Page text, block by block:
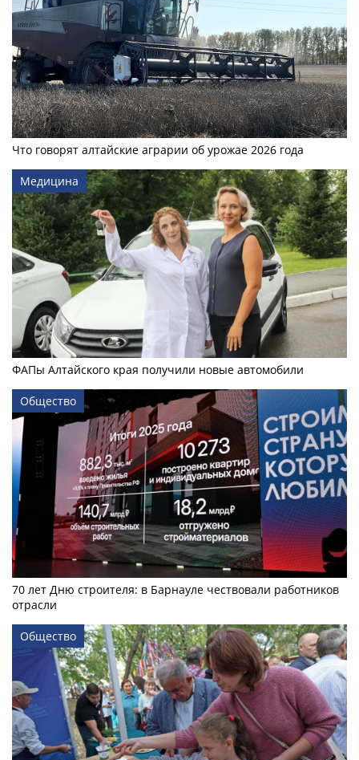
Что говорят алтайские аграрии об урожае 2026 года
Медицина
ФАПы Алтайского края получили новые автомобили
Общество
70 лет Дню строителя: в Барнауле чествовали работников
отрасли
Общество